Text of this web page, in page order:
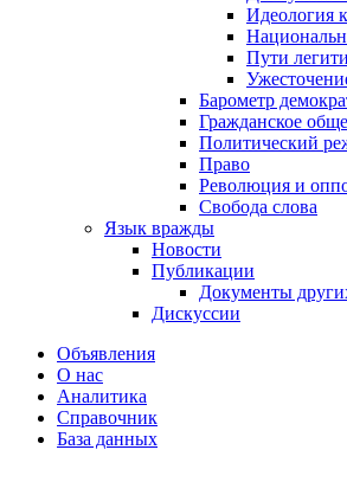
Идеология
Пути
Барометр
Гражданское
Политический
Право
Революция и
Свобода слова
Язык вражды
Новости
Публикации
Документы
Дискуссии
Объявления
О нас
Аналитика
Справочник
База данных